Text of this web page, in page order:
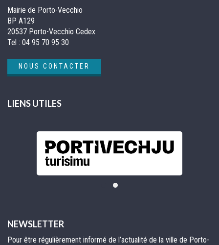
Mairie de Porto-Vecchio
BP A129
20537 Porto-Vecchio Cedex
Tel : 04 95 70 95 30
NOUS CONTACTER
LIENS UTILES
NEWSLETTER
Pour être régulièrement informé de l’actualité de la ville de Porto-